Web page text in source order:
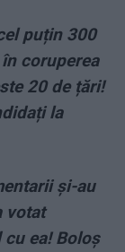
puțin 300
coruperea
20 de țări!
la
și-au
votat
ea! Boloș